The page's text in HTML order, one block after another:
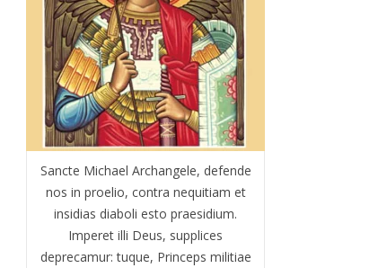
Sancte Michael Archangele, defende
nos in proelio, contra nequitiam et
insidias diaboli esto praesidium.
Imperet illi Deus, supplices
deprecamur: tuque, Princeps militiae